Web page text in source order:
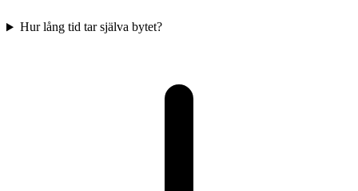
Hur lång tid tar själva bytet?